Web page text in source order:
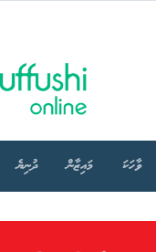
ވާހަކަ މައިޒާން ދުނިޔެ